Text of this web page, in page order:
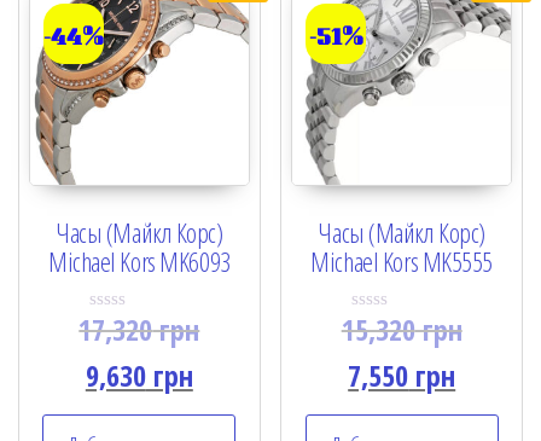
-44%
Часы (Майкл Корс)
Michael Kors MK6093
R
a
t
e
d
0
o
17,320грн
9,630грн
-51%
Часы (Майкл Корс)
Michael Kors MK5555
R
a
t
e
d
0
o
15,320грн
7,550 грн